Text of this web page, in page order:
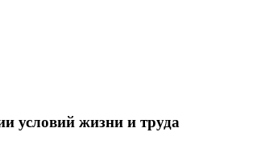
условий жизни и труда